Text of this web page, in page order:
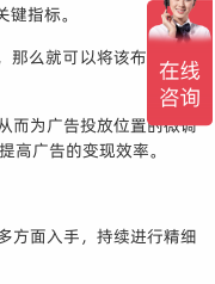
指标。
那么就可以将该布局应用
而为广告投放位置的微调
广告的变现效率。
方面入手，持续进行精细